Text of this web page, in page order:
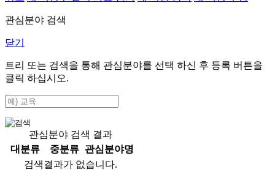
관심분야 검색
닫기
트리 또는 검색을 통해 관심분야를 선택 하신 후 등록 버튼을
클릭 하십시오.
관심분야 검색 결과
대분류
중분류
관심분야명
검색결과가 없습니다.